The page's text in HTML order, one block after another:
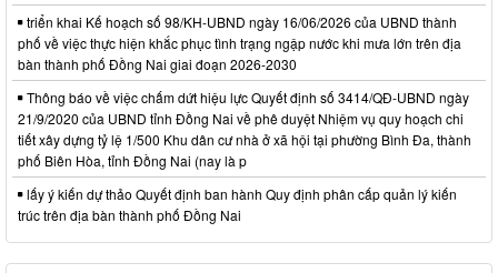
triển khai Kế hoạch số 98/KH-UBND ngày 16/06/2026 của UBND thành
phố về việc thực hiện khắc phục tình trạng ngập nước khi mưa lớn trên địa
bàn thành phố Đồng Nai giai đoạn 2026-2030
Thông báo về việc chấm dứt hiệu lực Quyết định số 3414/QĐ-UBND ngày
21/9/2020 của UBND tỉnh Đồng Nai về phê duyệt Nhiệm vụ quy hoạch chi
tiết xây dựng tỷ lệ 1/500 Khu dân cư nhà ở xã hội tại phường Bình Đa, thành
phố Biên Hòa, tỉnh Đồng Nai (nay là p
lấy ý kiến dự thảo Quyết định ban hành Quy định phân cấp quản lý kiến
trúc trên địa bàn thành phố Đồng Nai